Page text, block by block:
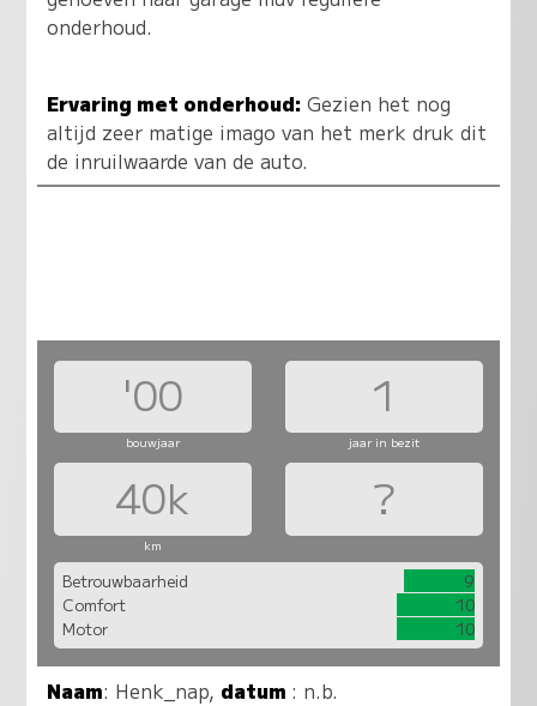
onderhoud.
Ervaring met onderhoud: Gezien het nog
altijd zeer matige imago van het merk druk dit
de inruilwaarde van de auto.
'00 1
bouwjaar jaar in bezit
40k ?
km
Betrouwbaarheid
9
Comfort
10
Motor
10
Naam: Henk_nap, datum : n.b.